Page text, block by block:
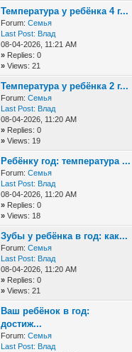
Температура у ребёнка 4 г...
Forum:Семья
Last Post: Влад
08-04-2026, 11:21 AM
» Replies: 0
»Views: 21
Температура у ребёнка 2 г...
Forum:Семья
Last Post: Влад
08-04-2026, 11:20 AM
» Replies: 0
»Views: 19
Ребёнку год: температура ...
Forum:Семья
Last Post: Влад
08-04-2026, 11:20 AM
» Replies: 0
»Views: 18
Зубы у ребёнка в год: как...
Forum:Семья
Last Post: Влад
08-04-2026, 11:20 AM
» Replies: 0
»Views: 21
Ваш ребёнок в год:
достиж...
Forum:Семья
Last Post: Влад